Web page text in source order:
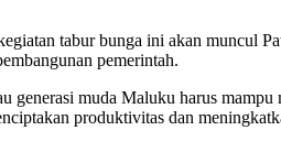
tabur bunga ini akan muncul
pemerintah.
muda Maluku harus mampu
produktivitas dan